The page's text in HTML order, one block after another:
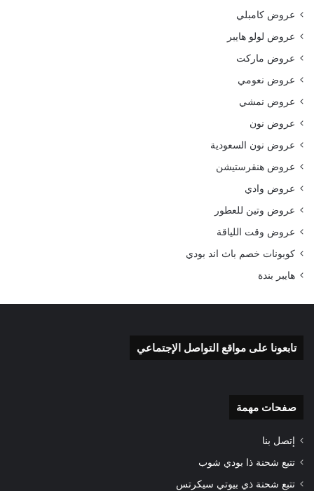
عروض كامبلي
عروض لولو هايبر
عروض ماركت
عروض نعومي
عروض نمشي
عروض نون
عروض نون السعودية
عروض هنقرستيشن
عروض وادي
عروض وتين للعطور
عروض وقت اللياقة
كوبونات خصم باث اند بودي
هايبر بندة
تابعونا على مواقع التواصل الإجتماعي
صفحات مهمة
إتصل بنا
تتبع شحنة ذا بودي شوب
تتبع شحنة ذي بيوتي سيكرتس